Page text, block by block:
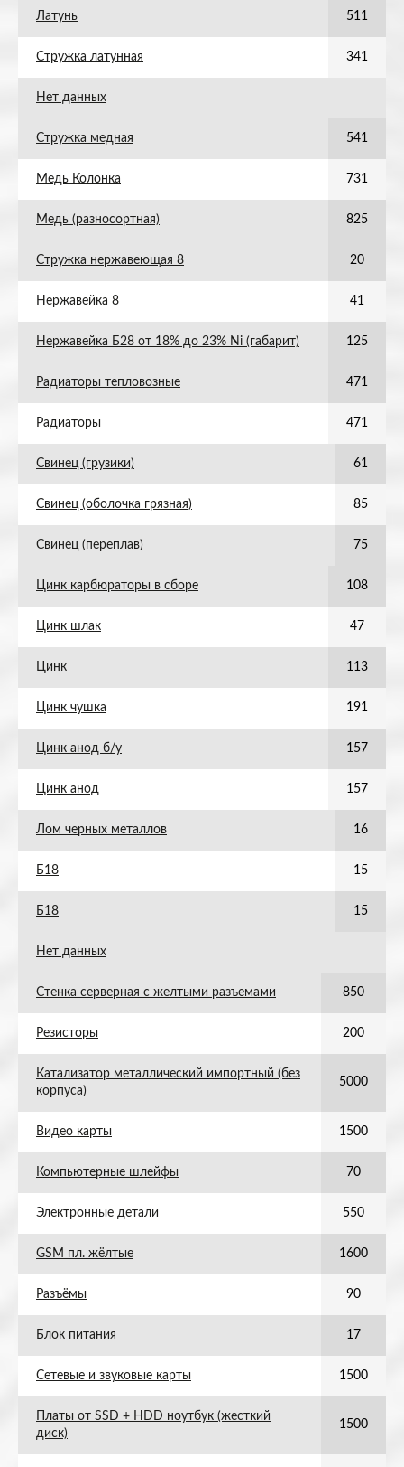
Латунь 511
Стружка латунная 341
Нет данных
Стружка медная 541
Медь Колонка 731
Медь (разносортная) 825
Стружка нержавеющая 8 20
Нержавейка 8 41
Нержавейка Б28 от 18% до 23% Ni (габарит) 125
Радиаторы тепловозные 471
Радиаторы 471
Свинец (грузики) 61
Свинец (оболочка грязная) 85
Свинец (переплав) 75
Цинк карбюраторы в сборе 108
Цинк шлак 47
Цинк 113
Цинк чушка 191
Цинк анод б/у 157
Цинк анод 157
Лом черных металлов 16
Б18 15
Б18 15
Нет данных
Стенка серверная с желтыми разъемами 850
Резисторы 200
Катализатор металлический импортный (без
корпуса)
5000
Видео карты 1500
Компьютерные шлейфы 70
Электронные детали 550
GSM пл. жёлтые 1600
Разъёмы 90
Блок питания 17
Сетевые и звуковые карты 1500
Платы от SSD + HDD ноутбук (жесткий
диск)
1500